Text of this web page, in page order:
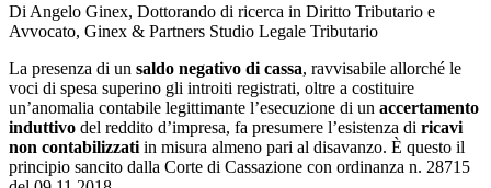
Di Angelo Ginex, Dottorando di ricerca in Diritto Tributario e
Avvocato, Ginex & Partners Studio Legale Tributario
La presenza di un saldo negativo di cassa, ravvisabile allorché le
voci di spesa superino gli introiti registrati, oltre a costituire
un’anomalia contabile legittimante l’esecuzione di un accertamento
induttivo del reddito d’impresa, fa presumere l’esistenza di ricavi
non contabilizzati in misura almeno pari al disavanzo. È questo il
principio sancito dalla Corte di Cassazione con ordinanza n. 28715